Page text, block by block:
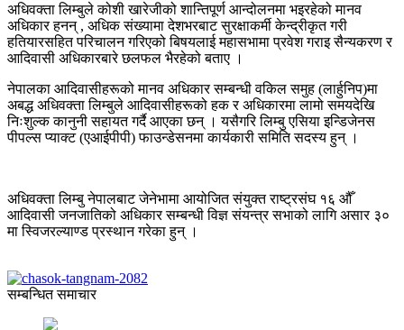
अधिवक्ता लिम्बुले कोशी खारेजीको शान्तिपूर्ण आन्दोलनमा भइरहेको मानव
अधिकार हनन् , अधिक संख्यामा देशभरबाट सुरक्षाकर्मी केन्द्रीकृत गरी
हतियारसहित परिचालन गरिएको बिषयलाई महासभामा प्रवेश गराइ सैन्यकरण र
आदिवासी अधिकारबारे छलफल भैरहेको बताए ।
नेपालका आदिवासीहरूको मानव अधिकार सम्बन्धी वकिल समुह (लार्हुनिप)मा
अबद्ध अधिवक्ता लिम्बुले आदिवासीहरूको हक र अधिकारमा लामो समयदेखि
निःशुल्क कानुनी सहायत गर्दै आएका छन् । यसैगरि लिम्बु एसिया इन्डिजेनस
पीपल्स प्याक्ट (एआईपीपी) फाउन्डेसनमा कार्यकारी समिति सदस्य हुन् ।
अधिवक्ता लिम्बु नेपालबाट जेनेभामा आयोजित संयुक्त राष्ट्रसंघ १६ औँ
आदिवासी जनजातिको अधिकार सम्बन्धी विज्ञ संयन्त्र सभाको लागि असार ३०
मा स्विजरल्याण्ड प्रस्थान गरेका हुन् ।
सम्बन्धित समाचार